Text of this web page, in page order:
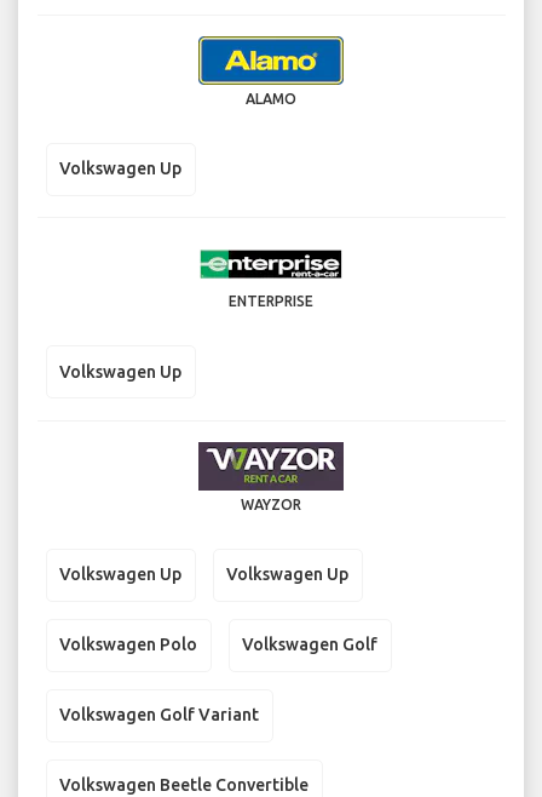
ALAMO
Volkswagen Up
ENTERPRISE
Volkswagen Up
WAYZOR
Volkswagen Up Volkswagen Up
Volkswagen Polo Volkswagen Golf
Volkswagen Golf Variant
Volkswagen Beetle Convertible